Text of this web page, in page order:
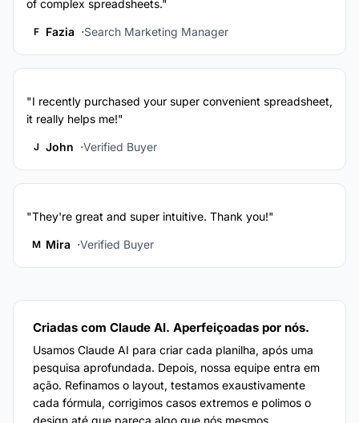
of complex spreadsheets."
F Fazia Search Marketing Manager
"I recently purchased your super convenient spreadsheet,
it really helps me!"
J John Verified Buyer
"They're great and super intuitive. Thank you!"
M Mira Verified Buyer
Criadas com Claude AI. Aperfeiçoadas por nós.
Usamos Claude AI para criar cada planilha, após uma
pesquisa aprofundada. Depois, nossa equipe entra em
ação. Refinamos o layout, testamos exaustivamente
cada fórmula, corrigimos casos extremos e polimos o
design até que pareça algo que nós mesmos